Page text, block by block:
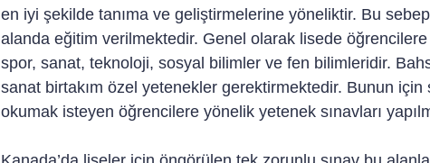
en iyi şekilde tanıma ve geliştirmelerine yöneliktir. Bu
alanda eğitim verilmektedir. Genel olarak lisede
spor, sanat, teknoloji, sosyal bilimler ve fen bilimleridir.
sanat birtakım özel yetenekler gerektirmektedir. Bunun için
okumak isteyen öğrencilere yönelik yetenek sınavları